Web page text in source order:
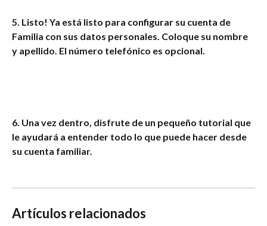
5. Listo! Ya está listo para configurar su cuenta de
Familia con sus datos personales. Coloque su nombre
y apellido. El número telefónico es opcional.
6. Una vez dentro, disfrute de un pequeño tutorial que
le ayudará a entender todo lo que puede hacer desde
su cuenta familiar.
Artículos relacionados